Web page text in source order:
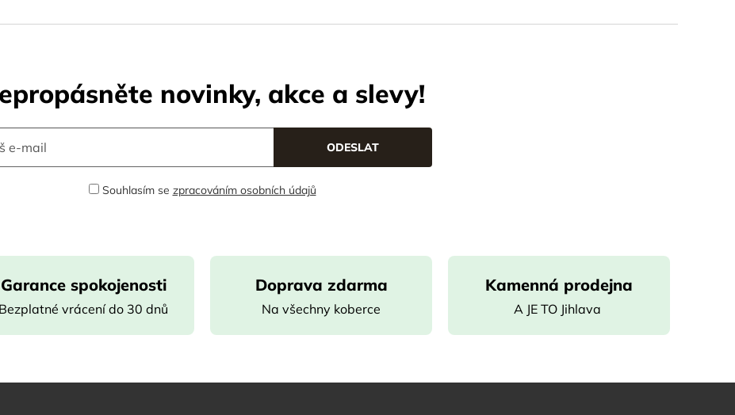
novinky, akce a slevy!
Souhlasím se zpracováním osobních údajů
Garance spokojenosti
Bezplatné vrácení do 30 dnů
Doprava zdarma
Na všechny koberce
Kamenná prodejna
A JE TO Jihlava